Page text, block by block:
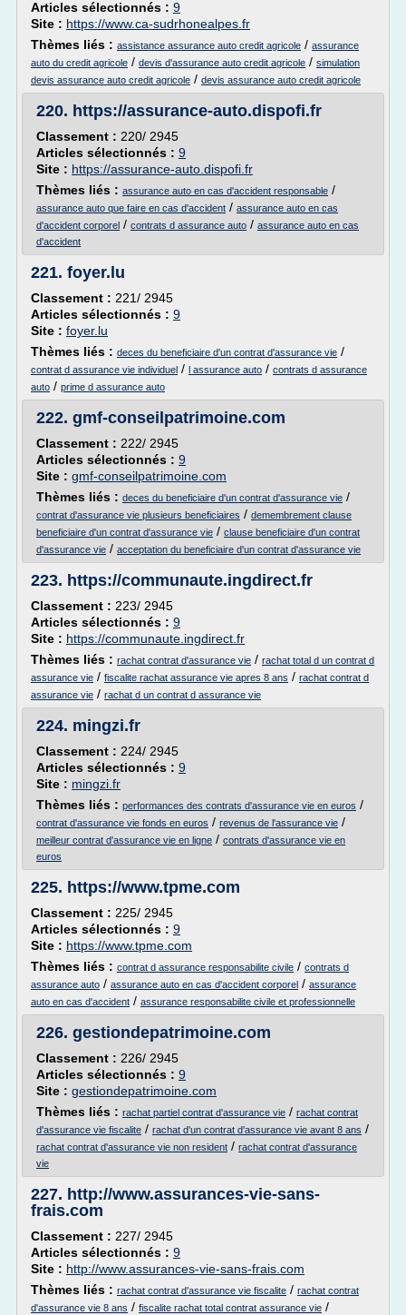
Articles sélectionnés : 9
Site : https://www.ca-sudrhonealpes.fr
Thèmes liés : assistance assurance auto credit agricole / assurance
auto du credit agricole / devis d'assurance auto credit agricole / simulation
devis assurance auto credit agricole / devis assurance auto credit agricole
220. https://assurance-auto.dispofi.fr
Classement : 220/ 2945
Articles sélectionnés : 9
Site : https://assurance-auto.dispofi.fr
Thèmes liés : assurance auto en cas d'accident responsable /
assurance auto que faire en cas d'accident / assurance auto en cas
d'accident corporel / contrats d assurance auto / assurance auto en cas
d'accident
221. foyer.lu
Classement : 221/ 2945
Articles sélectionnés : 9
Site : foyer.lu
Thèmes liés : deces du beneficiaire d'un contrat d'assurance vie /
contrat d assurance vie individuel / l assurance auto / contrats d assurance
auto / prime d assurance auto
222. gmf-conseilpatrimoine.com
Classement : 222/ 2945
Articles sélectionnés : 9
Site : gmf-conseilpatrimoine.com
Thèmes liés : deces du beneficiaire d'un contrat d'assurance vie /
contrat d'assurance vie plusieurs beneficiaires / demembrement clause
beneficiaire d'un contrat d'assurance vie / clause beneficiaire d'un contrat
d'assurance vie / acceptation du beneficiaire d'un contrat d'assurance vie
223. https://communaute.ingdirect.fr
Classement : 223/ 2945
Articles sélectionnés : 9
Site : https://communaute.ingdirect.fr
Thèmes liés : rachat contrat d'assurance vie / rachat total d un contrat d
assurance vie / fiscalite rachat assurance vie apres 8 ans / rachat contrat d
assurance vie / rachat d un contrat d assurance vie
224. mingzi.fr
Classement : 224/ 2945
Articles sélectionnés : 9
Site : mingzi.fr
Thèmes liés : performances des contrats d'assurance vie en euros /
contrat d'assurance vie fonds en euros / revenus de l'assurance vie /
meilleur contrat d'assurance vie en ligne / contrats d'assurance vie en
euros
225. https://www.tpme.com
Classement : 225/ 2945
Articles sélectionnés : 9
Site : https://www.tpme.com
Thèmes liés : contrat d assurance responsabilite civile / contrats d
assurance auto / assurance auto en cas d'accident corporel / assurance
auto en cas d'accident / assurance responsabilite civile et professionnelle
226. gestiondepatrimoine.com
Classement : 226/ 2945
Articles sélectionnés : 9
Site : gestiondepatrimoine.com
Thèmes liés : rachat partiel contrat d'assurance vie / rachat contrat
d'assurance vie fiscalite / rachat d'un contrat d'assurance vie avant 8 ans /
rachat contrat d'assurance vie non resident / rachat contrat d'assurance
vie
227. http://www.assurances-vie-sans-
frais.com
Classement : 227/ 2945
Articles sélectionnés : 9
Site : http://www.assurances-vie-sans-frais.com
Thèmes liés : rachat contrat d'assurance vie fiscalite / rachat contrat
d'assurance vie 8 ans / fiscalite rachat total contrat assurance vie /